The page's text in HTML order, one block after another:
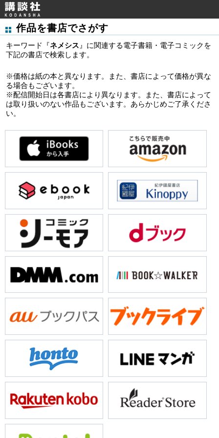
作品を書店でさがす
キーワード『ネメシス 』に関連する電子書籍・電子コミックを
下記の書店で検索します。
※価格は紙の本と異なります。また、書店によって価格が異な
る場合もございます。
※配信開始日は各書店により異なります。また、書店によって
は取り扱いのない作品もございます。あらかじめご了承くださ
い。